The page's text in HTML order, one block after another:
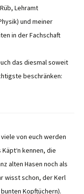
Lehramt
und meiner
in der Fachschaft
das diesmal soweit
beschränken:
von euch werden
Käpt‘n kennen, die
alten Hasen noch als
wisst schon, der Kerl
Kopftüchern).